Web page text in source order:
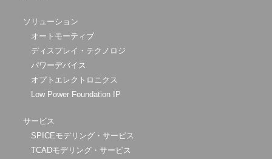
ソリューション
オートモーティブ
ディスプレイ・テクノロジ
パワーデバイス
オプトエレクトロニクス
Low Power Foundation IP
サービス
SPICEモデリング・サービス
TCADモデリング・サービス